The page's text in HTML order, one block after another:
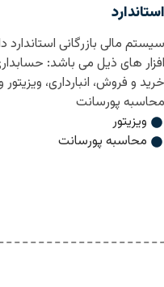
استاندارد
سیستم مالی بازرگانی استاندارد
افزار های ذیل می باشد:
خرید و فروش، انبارداری، ویزیتور
محاسبه پورسانت
ویزیتور
محاسبه پورسانت